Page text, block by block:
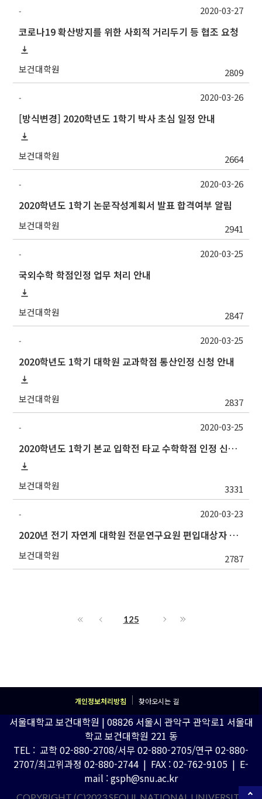
-
코로나19 확산방지를 위한 사회적 거리두기 등 협조 요청
보건대학원 2809
2020-03-27
-
[방식변경] 2020학년도 1학기 박사 초심 일정 안내
보건대학원 2664
2020-03-26
-
2020학년도 1학기 논문작성계획서 발표 합격여부 알림
보건대학원 2941
2020-03-26
-
국외수학 학점인정 업무 처리 안내
보건대학원 2847
2020-03-25
-
2020학년도 1학기 대학원 교과학점 통산인정 신청 안내
보건대학원 2837
2020-03-25
-
2020학년도 1학기 본교 입학전 타교 수학학점 인정 신청 안내
보건대학원 3331
2020-03-25
-
2020년 전기 자연계 대학원 전문연구요원 편입대상자 선발 공고 일정 연기 안내
보건대학원 2787
2020-03-23
125
개인정보처리방침 찾아오시는 길
서울대학교 보건대학원 | 08826 서울시 관악구 관악로1 서울대
학교 보건대학원 221 동
TEL : 교학 02-880-2708/서무 02-880-2705/연구 02-880-
2707/최고위과정 02-880-2744 | FAX : 02-762-9105 | E-
mail : gsph@snu.ac.kr